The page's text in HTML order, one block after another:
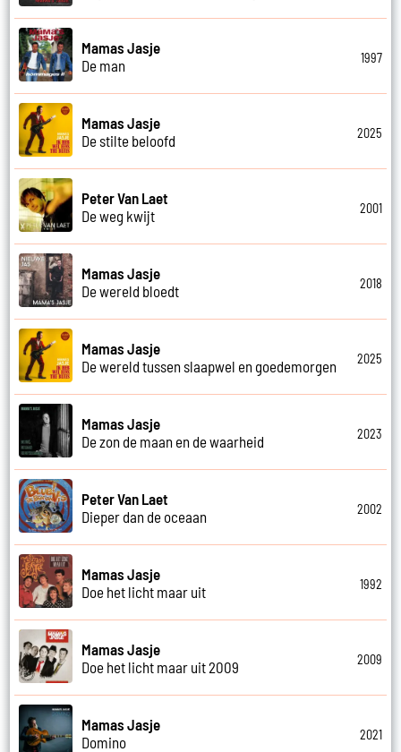
Mamas Jasje
De man
1997
Mamas Jasje
De stilte beloofd
2025
Peter Van Laet
De weg kwijt
2001
Mamas Jasje
De wereld bloedt
2018
Mamas Jasje
De wereld tussen slaapwel en goedemorgen
2025
Mamas Jasje
De zon de maan en de waarheid
2023
Peter Van Laet
Dieper dan de oceaan
2002
Mamas Jasje
Doe het licht maar uit
1992
Mamas Jasje
Doe het licht maar uit 2009
2009
Mamas Jasje
Domino
2021